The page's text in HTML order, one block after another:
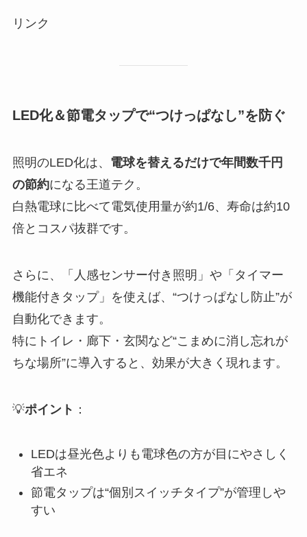
リンク
LED化＆節電タップで“つけっぱなし”を防ぐ
照明のLED化は、 電球を替えるだけで年間数千円
の節約になる王道テク。
白熱電球に比べて電気使用量が約1/6、寿命は約10
倍とコスパ抜群です。
さらに、「人感センサー付き照明」や「タイマー
機能付きタップ」を使えば、“つけっぱなし防止”が
自動化できます。
特にトイレ・廊下・玄関など“こまめに消し忘れが
ちな場所”に導入すると、効果が大きく現れます。
💡ポイント ：
LEDは昼光色よりも電球色の方が目にやさしく
省エネ
節電タップは“個別スイッチタイプ”が管理しや
すい